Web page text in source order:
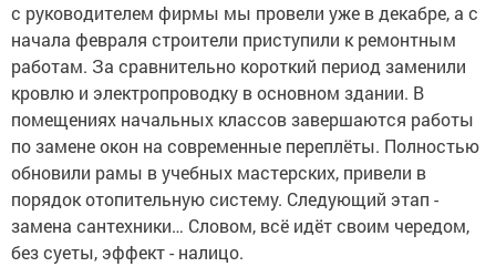
с руководителем фирмы мы провели уже в декабре, а с
начала февраля строители приступили к ремонтным
работам. За сравнительно короткий период заменили
кровлю и электропроводку в основном здании. В
помещениях начальных классов завершаются работы
по замене окон на современные переплёты. Полностью
обновили рамы в учебных мастерских, привели в
порядок отопительную систему. Следующий этап -
замена сантехники… Словом, всё идёт своим чередом,
без суеты, эффект - налицо.